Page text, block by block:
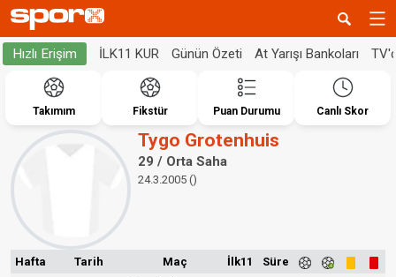
Hızlı Erişim İLK11 KUR Günün Özeti At Yarışı Bankoları
Takımım Fikstür Puan Durumu Canlı Skor
Tygo Grotenhuis
29 / Orta Saha
24.3.2005 ()
Hafta Tarih Maç İlk11 Süre